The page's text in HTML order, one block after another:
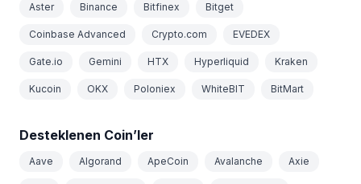
Aster Binance Bitfinex Bitget
Coinbase Advanced Crypto.com EVEDEX
Gate.io Gemini HTX Hyperliquid Kraken
Kucoin OKX Poloniex WhiteBIT BitMart
Desteklenen Coin’ler
Aave Algorand ApeCoin Avalanche Axie